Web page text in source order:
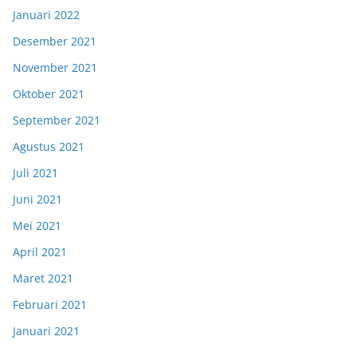
Januari 2022
Desember 2021
November 2021
Oktober 2021
September 2021
Agustus 2021
Juli 2021
Juni 2021
Mei 2021
April 2021
Maret 2021
Februari 2021
Januari 2021